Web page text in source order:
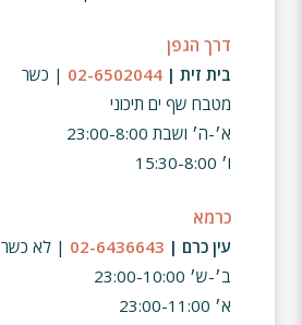
דרך הגפן
בית זית | 02-6502044 | כשר
מטבח שף ים תיכוני
א׳-ה׳ ושבת 23:00-8:00
ו׳ 15:30-8:00
כרמא
עין כרם | 02-6436643 | לא כשר
ב׳-ש׳ 23:00-10:00
א׳ 23:00-11:00